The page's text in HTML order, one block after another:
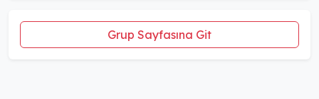
Grup Sayfasına Git